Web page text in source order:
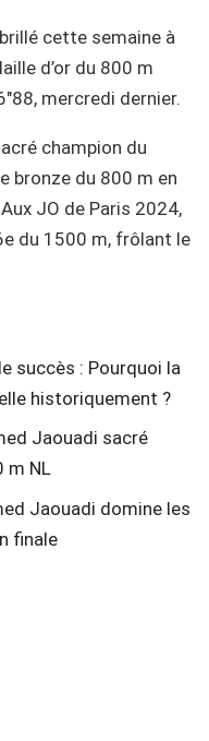
cette semaine à
d’or du 800 m
mercredi dernier.
champion du
bronze du 800 m en
JO de Paris 2024,
du 1500 m, frôlant le
succès : Pourquoi la
historiquement ?
Jaouadi sacré
m NL
Jaouadi domine les
finale